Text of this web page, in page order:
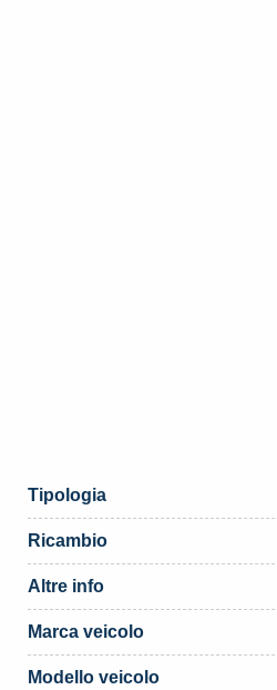
Tipologia
Ricambio
Altre info
Marca veicolo
Modello veicolo